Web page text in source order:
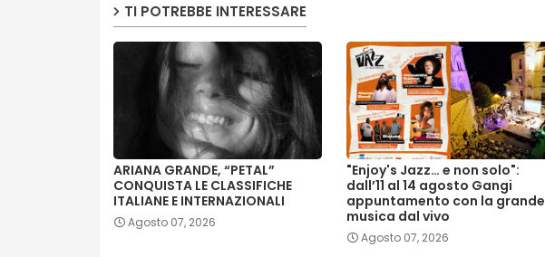
TI POTREBBE INTERESSARE
ARIANA GRANDE, “PETAL”
CONQUISTA LE CLASSIFICHE
ITALIANE E INTERNAZIONALI
Agosto 07, 2026
"Enjoy's Jazz… e non solo":
dall’11 al 14 agosto Gangi
appuntamento con la grande
musica dal vivo
Agosto 07, 2026